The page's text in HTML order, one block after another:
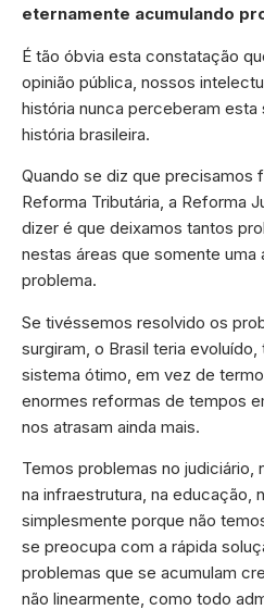
eternamente acumulando
É tão óbvia esta constatação
opinião pública, nossos
história nunca perceberam esta
história brasileira.
Quando se diz que precisamos
Reforma Tributária, a Reforma
dizer é que deixamos tantos
nestas áreas que somente
problema.
Se tivéssemos resolvido os
surgiram, o Brasil teria
sistema ótimo, em vez de
enormes reformas de tempos
nos atrasam ainda mais.
Temos problemas no judiciário,
na infraestrutura, na educação,
simplesmente porque não
se preocupa com a rápida
problemas que se acumulam
não linearmente, como todo